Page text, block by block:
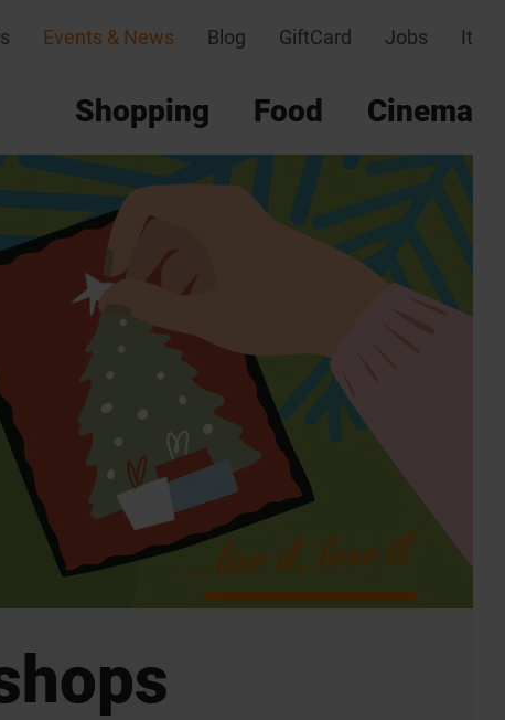
Events & News Blog GiftCard Jobs It
Shopping Food Cinema